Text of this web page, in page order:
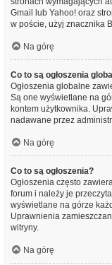
Gmail lub Yahoo! oraz
w poście, użyj znacznika
Na górę
Co to są ogłoszenia
Ogłoszenia globalne
Są one wyświetlane na
kontem użytkownika.
nadawane przez
Na górę
Co to są ogłoszenia?
Ogłoszenia często
forum i należy je
wyświetlane na górze
Uprawnienia
witryny.
Na górę